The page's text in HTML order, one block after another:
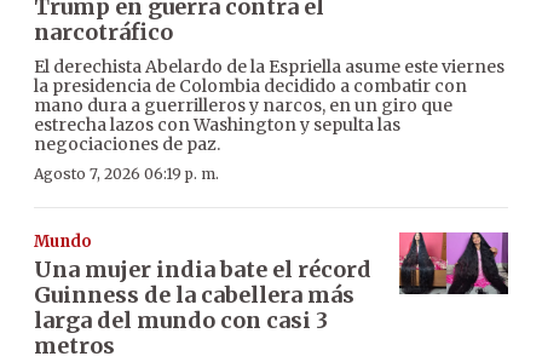
Trump en guerra contra el
narcotráfico
El derechista Abelardo de la Espriella asume este viernes
la presidencia de Colombia decidido a combatir con
mano dura a guerrilleros y narcos, en un giro que
estrecha lazos con Washington y sepulta las
negociaciones de paz.
Agosto 7, 2026 06:19 p. m.
Mundo
Una mujer india bate el récord
Guinness de la cabellera más
larga del mundo con casi 3
metros